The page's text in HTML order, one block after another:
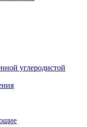
углеродистой